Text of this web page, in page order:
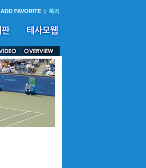
ADD FAVORITE | 쪽지